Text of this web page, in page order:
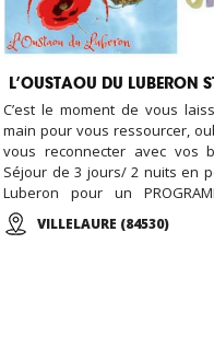
C’est le moment de vous
main pour vous ressourcer,
vous reconnecter avec vos
Séjour de 3 jours/ 2 nuits en
Luberon pour un
professionnels de la santé
physique et mental
VILLELAURE (84530)